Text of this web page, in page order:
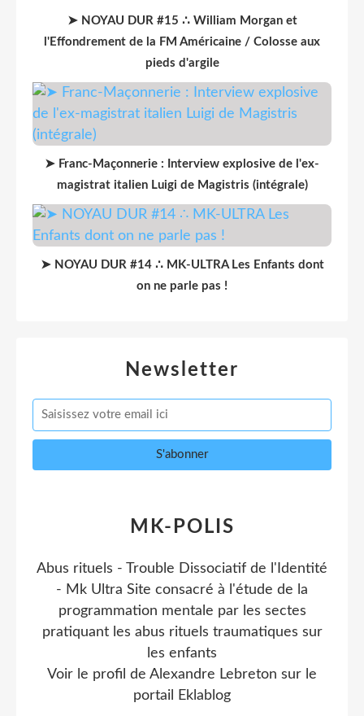
➤ NOYAU DUR #15 ∴ William Morgan et
l'Effondrement de la FM Américaine / Colosse aux
pieds d'argile
➤ Franc-Maçonnerie : Interview explosive de l'ex-
magistrat italien Luigi de Magistris (intégrale)
➤ NOYAU DUR #14 ∴ MK-ULTRA Les Enfants dont
on ne parle pas !
Newsletter
MK-POLIS
Abus rituels - Trouble Dissociatif de l'Identité
- Mk Ultra Site consacré à l'étude de la
programmation mentale par les sectes
pratiquant les abus rituels traumatiques sur
les enfants
Voir le profil de Alexandre Lebreton sur le
portail Eklablog